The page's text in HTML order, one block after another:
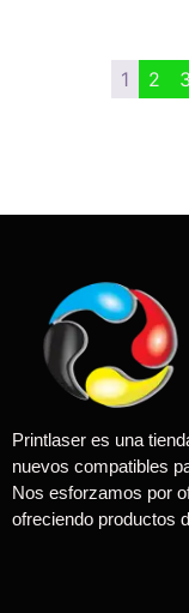
1 2 3
Printlaser es una
nuevos compatibles
Nos esforzamos por
ofreciendo productos